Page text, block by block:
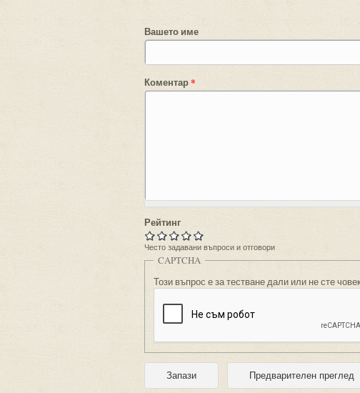
Вашето име
Коментар*
Рейтинг
Често задавани въпроси и отговори
CAPTCHA
Този въпрос е за тестване дали или не сте